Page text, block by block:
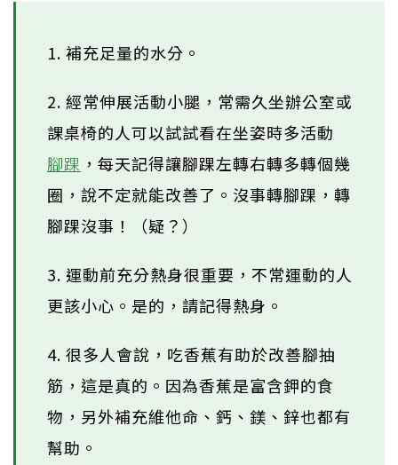
1. 補充足量的水分。
2. 經常伸展活動小腿，常需久坐辦公室或
課桌椅的人可以試試看在坐姿時多活動
腳踝 ，每天記得讓腳踝左轉右轉多轉個幾
圈，說不定就能改善了。沒事轉腳踝，轉
腳踝沒事！（疑？）
3. 運動前充分熱身很重要，不常運動的人
更該小心。是的，請記得熱身。
4. 很多人會說，吃香蕉有助於改善腳抽
筋，這是真的。因為香蕉是富含鉀的食
物，另外補充維他命、鈣、鎂、鋅也都有
幫助。